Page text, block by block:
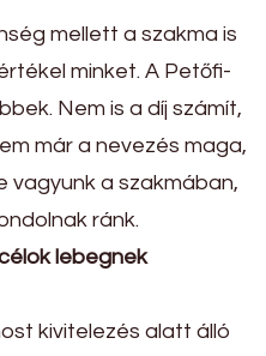
mellett a szakma is
minket. A Petőfi-
Nem is a díj számít,
már a nevezés maga,
vagyunk a szakmában,
ránk.
lebegnek
kivitelezés alatt álló